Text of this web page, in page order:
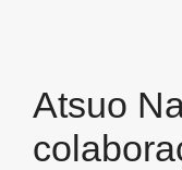
Atsuo